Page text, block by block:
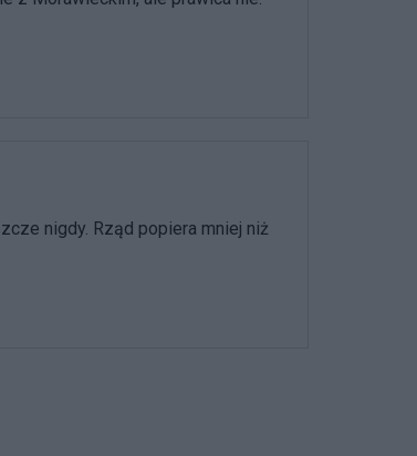
nigdy. Rząd popiera mniej niż